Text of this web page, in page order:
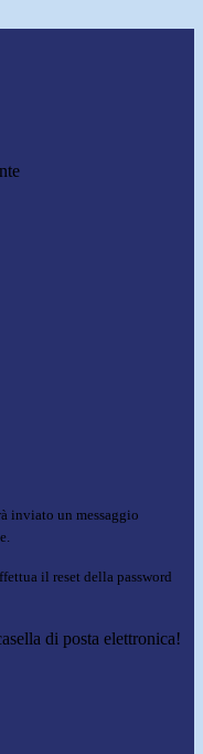
inviato un messaggio
il reset della password
di posta elettronica!